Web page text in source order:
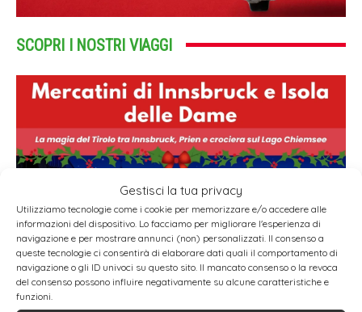
Gestisci la tua privacy
Utilizziamo tecnologie come i cookie per memorizzare e/o accedere alle
informazioni del dispositivo. Lo facciamo per migliorare l'esperienza di
navigazione e per mostrare annunci (non) personalizzati. Il consenso a
queste tecnologie ci consentirà di elaborare dati quali il comportamento di
navigazione o gli ID univoci su questo sito. Il mancato consenso o la revoca
del consenso possono influire negativamente su alcune caratteristiche e
funzioni.
SCOPRI I NOSTRI VIAGGI